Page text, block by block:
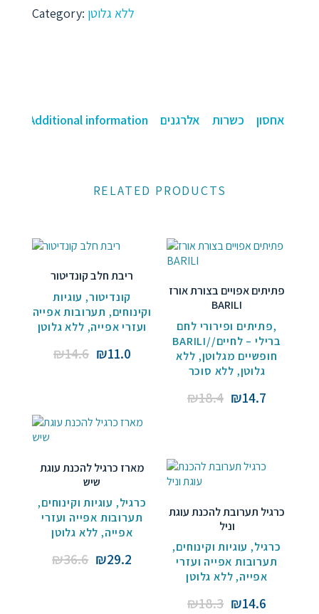
Category: ללא גלוטן
Additional information אלרגנים כשרות אחסון
RELATED PRODUCTS
ריבת חלב קונדיטור
קונדיטור, עוגיות
וקינוחים, תערובות אפייה
ועזרי אפייה, ללא גלוטן
₪14.6 Original
₪11.0Current
פתיתים אפויים בצורת אורז
BARILI
פתיתים ופירורי לחם,
BARILI//ברילי – לחיים
חופשיים מגלוטן, ללא
גלוטן, ללא סוכר
₪18.4 Original
₪14.7
מארז כרגיל להכנת עוגת
שיש
כרגיל, עוגיות וקינוחים,
תערובות אפייה ועזרי
אפייה, ללא גלוטן
₪36.6 Original
₪29.2 Current
כרגיל תערובת להכנת עוגת
וניל
כרגיל, עוגיות וקינוחים,
תערובות אפייה ועזרי
אפייה,ללא גלוטן
₪18.3 Original
₪14.6